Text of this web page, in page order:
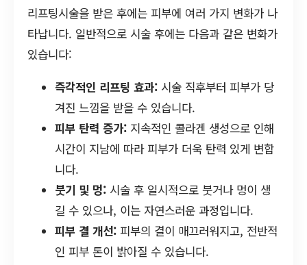
리프팅시술을 받은 후에는 피부에 여러 가지 변화가 나
타납니다. 일반적으로 시술 후에는 다음과 같은 변화가
있습니다:
즉각적인 리프팅 효과: 시술 직후부터 피부가 당
겨진 느낌을 받을 수 있습니다.
피부 탄력 증가: 지속적인 콜라겐 생성으로 인해
시간이 지남에 따라 피부가 더욱 탄력 있게 변합
니다.
붓기 및 멍: 시술 후 일시적으로 붓거나 멍이 생
길 수 있으나, 이는 자연스러운 과정입니다.
피부 결 개선: 피부의 결이 매끄러워지고, 전반적
인 피부 톤이 밝아질 수 있습니다.